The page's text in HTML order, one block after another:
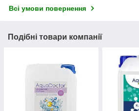
Всі умови повернення
Подібні товари компанії